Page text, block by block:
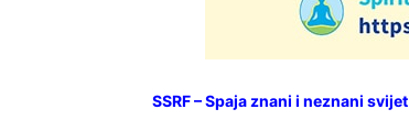
SSRF – Spaja znani i neznani svijet